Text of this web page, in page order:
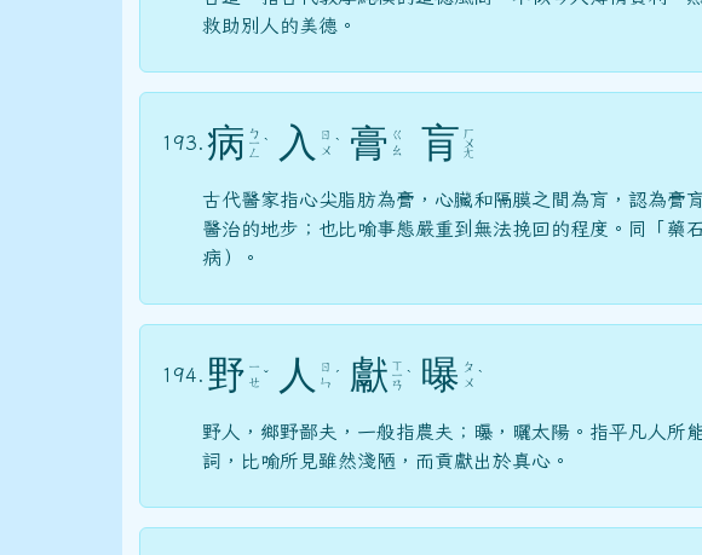
救助別人的美德。
193. 病 ㄅ
ㄧ
ㄥ
ˋ 入
ㄖ
ㄨ ˋ 膏 ㄍ
ㄠ
肓 ㄏ
ㄨ
ㄤ
古代醫家指心尖脂肪為膏，心臟和隔膜之間為肓，認為膏
醫治的地步；也比喻事態嚴重到無法挽回的程度。同「藥
病）。
194. 野 ㄧ
ㄝ ˇ 人
ㄖ
ㄣ ˊ 獻 ㄒ
ㄧ
ㄢ
ˋ 曝 ㄆ
ㄨ ˋ
野人，鄉野鄙夫，一般指農夫；曝，曬太陽。指平凡人所
詞，比喻所見雖然淺陋，而貢獻出於真心。